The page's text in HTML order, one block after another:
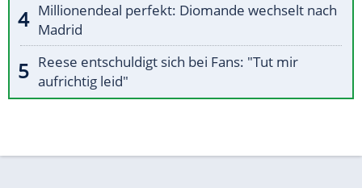
Millionendeal perfekt: Diomande wechselt nach
Madrid
Reese entschuldigt sich bei Fans: "Tut mir
aufrichtig leid"